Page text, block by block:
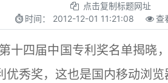
点击复制标题网址
时间： 2012-12-01 11:21:08 查
十四届中国专利奖名单揭晓
优秀奖，这也是国内移动浏